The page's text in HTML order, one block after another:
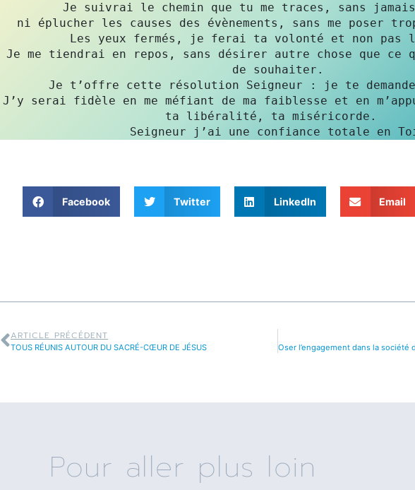
Je suivrai le chemin que tu me traces, sans
ni éplucher les causes des évènements, sans me poser
Les yeux fermés, je ferai ta volonté et non pas
Je me tiendrai en repos, sans désirer autre chose que ce
de souhaiter.
Je t’offre cette résolution Seigneur : je te
J’y serai fidèle en me méfiant de ma faiblesse et en
Seigneur j’ai une confiance totale en
Facebook Twitter LinkedIn Email
ARTICLE PRÉCÉDENT
TOUS RÉUNIS AUTOUR DU SACRÉ-CŒUR DE JÉSUS
Pour aller plus loin